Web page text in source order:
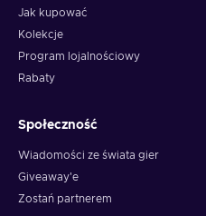
Jak kupować
Kolekcje
Program lojalnościowy
Rabaty
Społeczność
Wiadomości ze świata gier
Giveaway'e
Zostań partnerem